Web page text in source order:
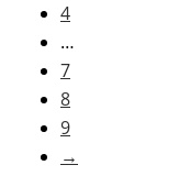
4
…
7
8
9
→